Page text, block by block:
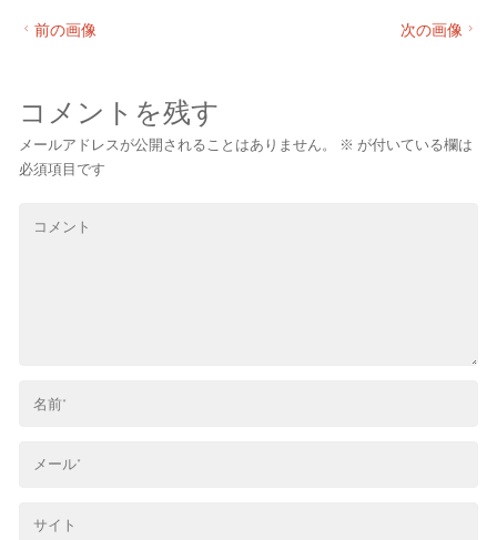
前の画像 次の画像
コメントを残す
メールアドレスが公開されることはありません。 ※ が付いている欄は
必須項目です